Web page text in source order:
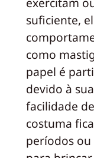
suficiente,
como
papel é
devido à
facilidade
costuma
períodos